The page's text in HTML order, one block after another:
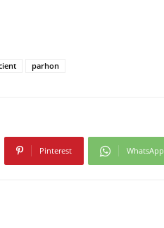
parhon
Pinterest WhatsApp